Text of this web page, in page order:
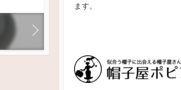
ます。